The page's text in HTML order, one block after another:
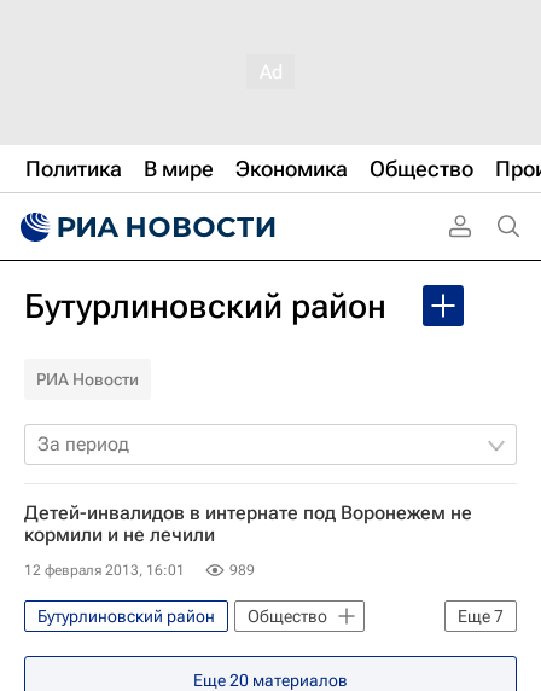
Политика В мире Экономика Общество
Бутурлиновский район
РИА Новости
За период
Детей-инвалидов в интернате под Воронежем не
кормили и не лечили
12 февраля 2013, 16:01 989
Еще7
Бутурлиновский район
Общество
Жизнь без преград
Европа
Еще20 материалов